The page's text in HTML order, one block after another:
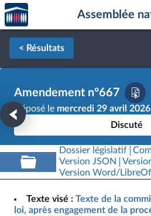
Aller au contenu
Aller en bas de la page
Accèder
à la
page
d'accueil
Assemblée
< Résultats
Amendement n°667
Déposé le mercredi 29 avril 2026
Discuté
Dossier législatif
Version JSON
Version Word/
Texte visé : Texte de la
loi, après engagement de la